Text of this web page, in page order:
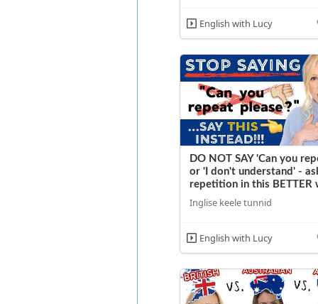
English with Lucy
DO NOT SAY 'Can you
or 'I don't understand' -
repetition in this BETTER
Inglise keele tunnid
English with Lucy